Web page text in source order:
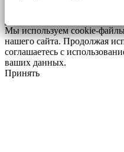
Мы используем cookie-
нашего сайта. Продолжая
соглашаетесь с
ваших данных.
Принять